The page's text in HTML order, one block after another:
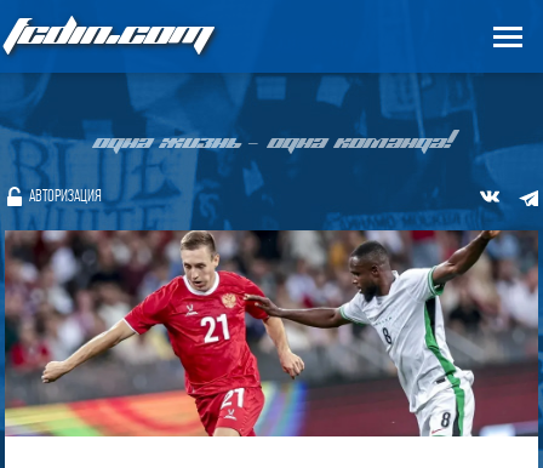
FCDIN.COM
ОДНА ЖИЗНЬ – ОДНА КОМАНДА!
АВТОРИЗАЦИЯ